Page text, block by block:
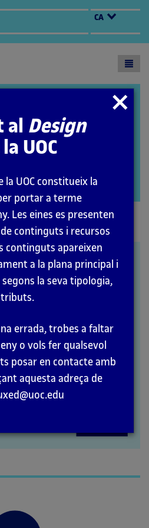
CA
Tancar
modal
Design
UOC
la UOC constitueix la
portar a terme
Les eines es presenten
continguts i recursos
continguts apareixen
a la plana principal i
la seva tipologia,
errada, trobes a faltar
o vols fer qualsevol
posar en contacte amb
aquesta adreça de